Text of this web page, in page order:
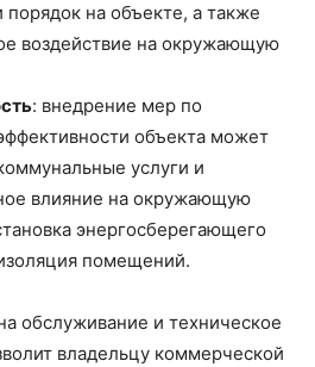
порядок на объекте, а также
воздействие на окружающую
: внедрение мер по
объекта может
услуги и
влияние на окружающую
энергосберегающего
помещений.
обслуживание и техническое
владельцу коммерческой